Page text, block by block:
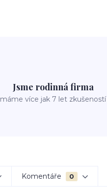
Jsme rodinná firma
máme více jak 7 let zkušeností
Komentáře 0